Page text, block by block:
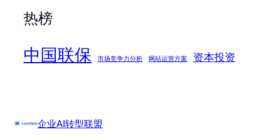
热榜
中国联保 市场竞争力分析 网站运营方案 资本投资
企业AI转型联盟